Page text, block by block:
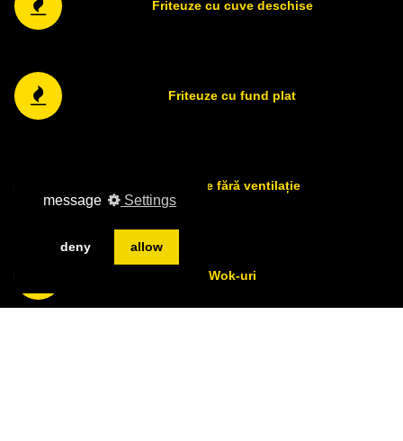
message Settings
deny allow
Friteuze cu cuve deschise
Friteuze cu fund plat
Friteuze fără ventilație
Wok-uri